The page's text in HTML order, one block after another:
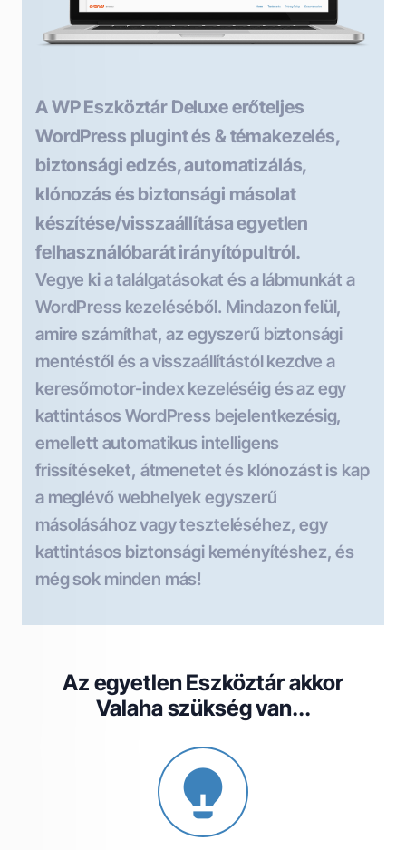
A WP Eszköztár Deluxe erőteljes
WordPress plugint és & témakezelés,
biztonsági edzés, automatizálás,
klónozás és biztonsági másolat
készítése/visszaállítása egyetlen
felhasználóbarát irányítópultról.
Vegye ki a találgatásokat és a lábmunkát a
WordPress kezeléséből. Mindazon felül,
amire számíthat, az egyszerű biztonsági
mentéstől és a visszaállítástól kezdve a
keresőmotor-index kezeléséig és az egy
kattintásos WordPress bejelentkezésig,
emellett automatikus intelligens
frissítéseket, átmenetet és klónozást is kap
a meglévő webhelyek egyszerű
másolásához vagy teszteléséhez, egy
kattintásos biztonsági keményítéshez, és
még sok minden más!
Az egyetlen Eszköztár akkor
Valaha szükség van...